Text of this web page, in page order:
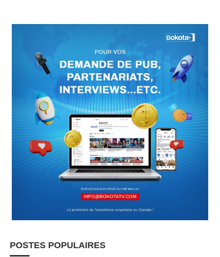
POSTES POPULAIRES